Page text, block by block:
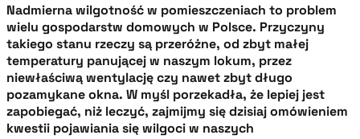
Nadmierna wilgotność w pomieszczeniach to problem
wielu gospodarstw domowych w Polsce. Przyczyny
takiego stanu rzeczy są przeróżne, od zbyt małej
temperatury panującej w naszym lokum, przez
niewłaściwą wentylację czy nawet zbyt długo
pozamykane okna. W myśl porzekadła, że lepiej jest
zapobiegać, niż leczyć, zajmijmy się dzisiaj omówieniem
kwestii pojawiania się wilgoci w naszych